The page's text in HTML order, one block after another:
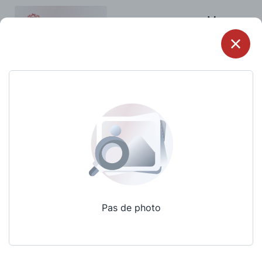
Menu
Pas de photo